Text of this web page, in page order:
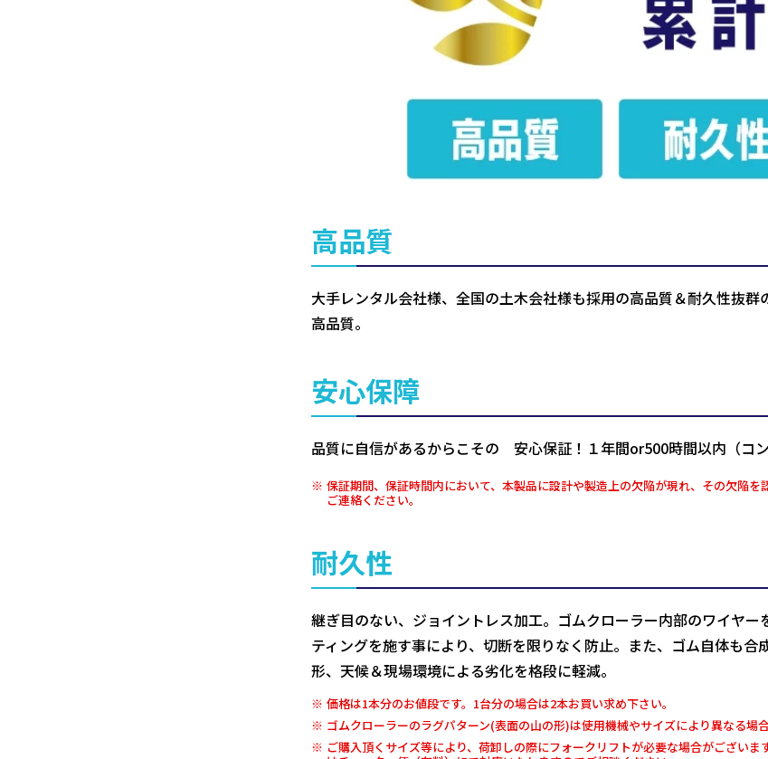
高品質
大手レンタル会社様、全国の土木会社様も採用の高品質＆耐久性抜
高品質。
安心保障
品質に自信があるからこその 安心保証！１年間or500時間以内（コ
保証期間、保証時間内において、本製品に設計や製造上の欠陥が現れ、その欠陥
ご連絡ください。
耐久性
継ぎ目のない、ジョイントレス加工。ゴムクローラー内部のワイヤ
ティングを施す事により、切断を限りなく防止。また、ゴム自体も
形、天候＆現場環境による劣化を格段に軽減。
価格は1本分のお値段です。1台分の場合は2本お買い求め下さい。
ゴムクローラーのラグパターン(表面の山の形)は使用機械やサイズにより異なる場
ご購入頂くサイズ等により、荷卸しの際にフォークリフトが必要な場合がござい